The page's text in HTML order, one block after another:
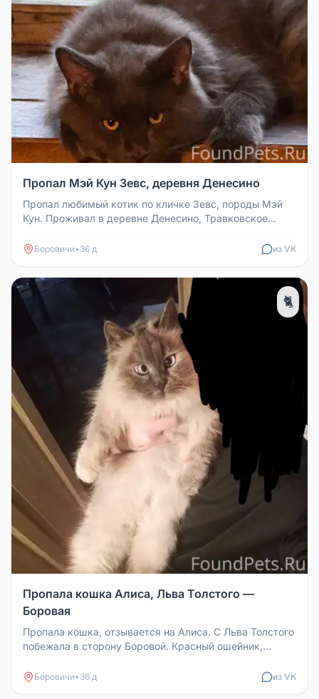
Пропал Мэй Кун Зевс, деревня Денесино
Пропал любимый котик по кличке Зевс, породы Мэй
Кун. Проживал в деревне Денесино, Травковское
Боровичи• 36 д из VK
🐈
Пропала кошка Алиса, Льва Толстого —
Боровая
Пропала кошка, отзывается на Алиса. С Льва Толстого
побежала в сторону Боровой. Красный ошейник,
Боровичи• 36 д из VK